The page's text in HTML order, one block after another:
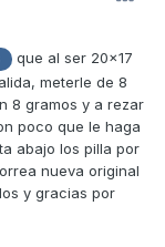
que al ser 20x17
meterle de 8
8 gramos y a rezar
poco que le haga
abajo los pilla por
nueva original
y gracias por